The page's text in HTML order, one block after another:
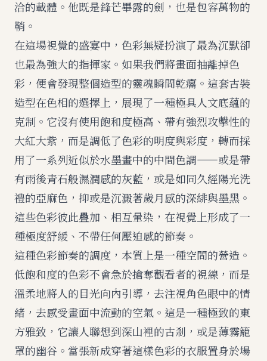
洽的載體。他既是鋒芒畢露的劍，也是包容萬物的
鞘。
在這場視覺的盛宴中，色彩無疑扮演了最為沉默卻
也最為強大的指揮家。如果我們將畫面抽離掉色
彩，便會發現整個造型的靈魂瞬間乾癟。這套古裝
造型在色相的選擇上，展現了一種極具人文底蘊的
克制。它沒有使用飽和度極高、帶有強烈攻擊性的
大紅大紫，而是調低了色彩的明度與彩度，轉而採
用了一系列近似於水墨畫中的中間色調——或是帶
有雨後青石般濕潤感的灰藍，或是如同久經陽光洗
禮的亞麻色，抑或是沉澱著歲月感的深緋與墨黑。
這些色彩彼此疊加、相互暈染，在視覺上形成了一
種極度舒緩、不帶任何壓迫感的節奏。
這種色彩節奏的調度，本質上是一種空間的營造。
低飽和度的色彩不會急於搶奪觀看者的視線，而是
溫柔地將人的目光向內引導，去注視角色眼中的情
緒，去感受畫面中流動的空氣。這是一種極致的東
方雅致，它讓人聯想到深山裡的古剎，或是薄霧籠
罩的幽谷。當張新成穿著這樣色彩的衣服置身於場